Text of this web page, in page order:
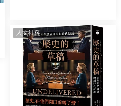
人文社科